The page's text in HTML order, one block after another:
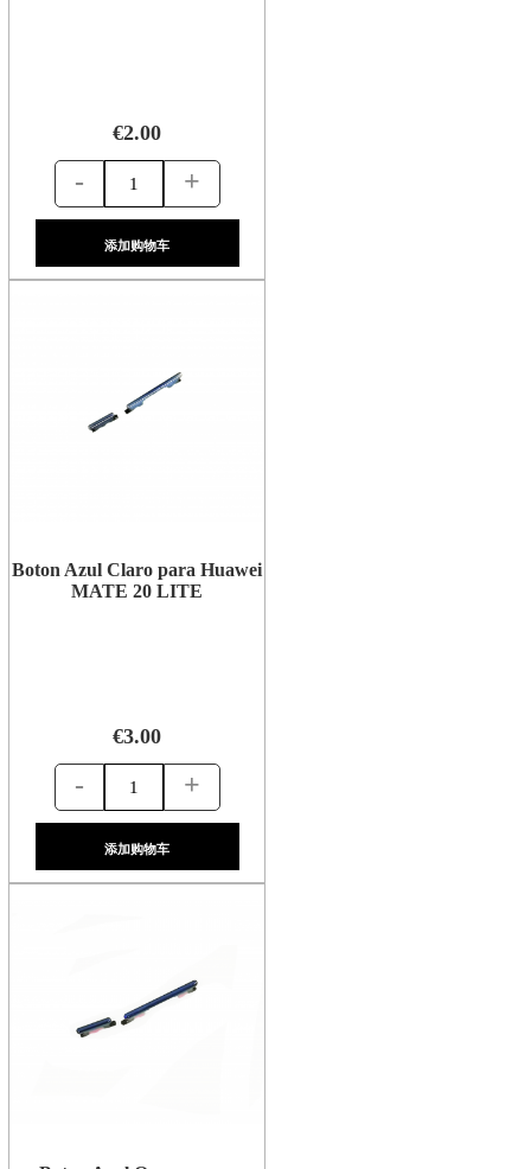
€2.00
- +
添加购物车
Boton Azul Claro para Huawei
MATE 20 LITE
€3.00
- +
添加购物车